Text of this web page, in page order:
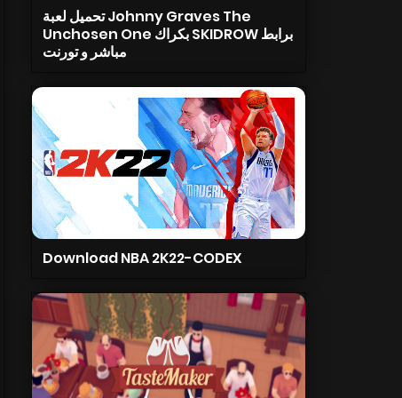
تحميل لعبة Johnny Graves The
Unchosen One بكراك SKIDROW برابط
مباشر و تورنت
Download NBA 2K22-CODEX